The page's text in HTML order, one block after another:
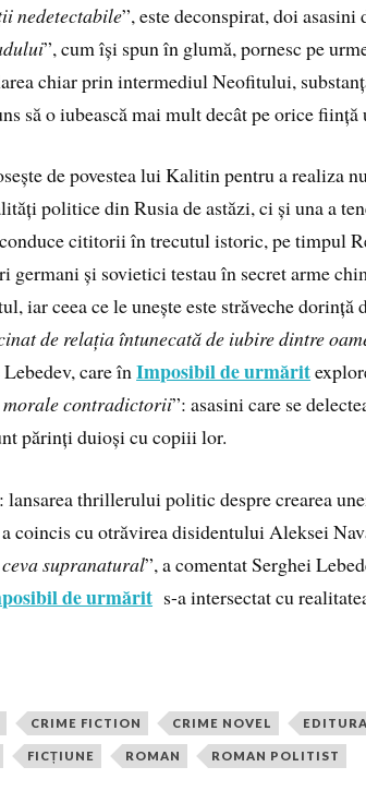
nedetectabile”, este deconspirat, doi asasini
”, cum își spun în glumă, pornesc pe
chiar prin intermediul Neofitului,
să o iubească mai mult decât pe orice ființă
de povestea lui Kalitin pentru a realiza
politice din Rusia de astăzi, ci și una a
cititorii în trecutul istoric, pe timpul
germani și sovietici testau în secret arme
iar ceea ce le unește este străveche dorință
de relația întunecată de iubire dintre
Lebedev, care înImposibil de urmărit
morale contradictorii”: asasini care se
părinți duioși cu copiii lor.
lansarea thrillerului politic despre crearea
coincis cu otrăvirea disidentului Aleksei
supranatural”, a comentat Serghei
de urmărit s-a intersectat cu
CRIME FICTION CRIME NOVEL
FICȚIUNE ROMAN ROMAN POLITIST